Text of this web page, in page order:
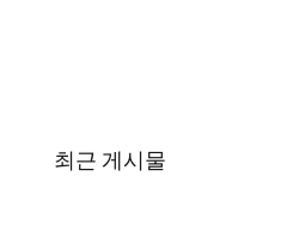
최근 게시물